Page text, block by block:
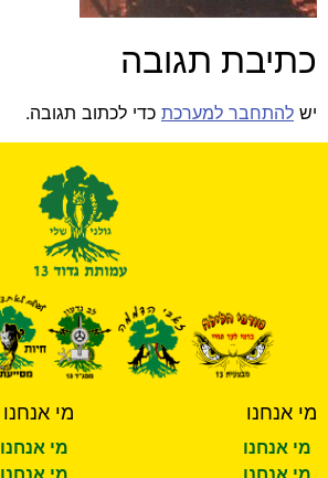
כתיבת תגובה
יש להתחבר למערכת כדי לכתוב תגובה.
מי אנחנו
מי אנחנו
מי אנחנו
מי אנחנו
מי אנחנו
מי אנחנו